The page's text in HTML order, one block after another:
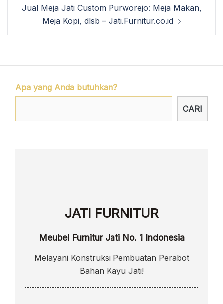
Jual Meja Jati Custom Purworejo: Meja Makan,
Meja Kopi, dlsb – Jati.Furnitur.co.id
Apa yang Anda butuhkan?
CARI
JATI FURNITUR
Meubel Furnitur Jati No. 1 Indonesia
Melayani Konstruksi Pembuatan Perabot
Bahan Kayu Jati!